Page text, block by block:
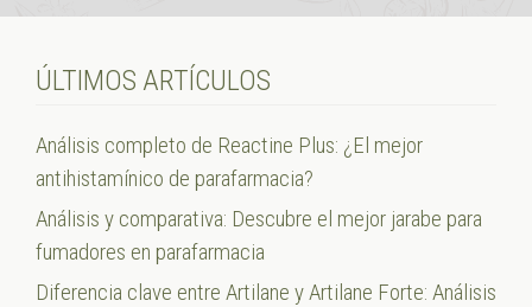
ÚLTIMOS ARTÍCULOS
Análisis completo de Reactine Plus: ¿El mejor
antihistamínico de parafarmacia?
Análisis y comparativa: Descubre el mejor jarabe para
fumadores en parafarmacia
Diferencia clave entre Artilane y Artilane Forte: Análisis